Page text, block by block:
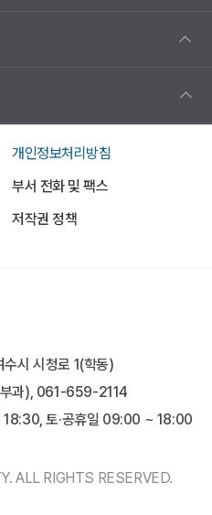
개인정보처리방침
부서 전화 및 팩스
저작권 정책
시 시청로 1(학동)
과), 061-659-2114
토·공휴일 09:00 ~ 18:00
ALL RIGHTS RESERVED.